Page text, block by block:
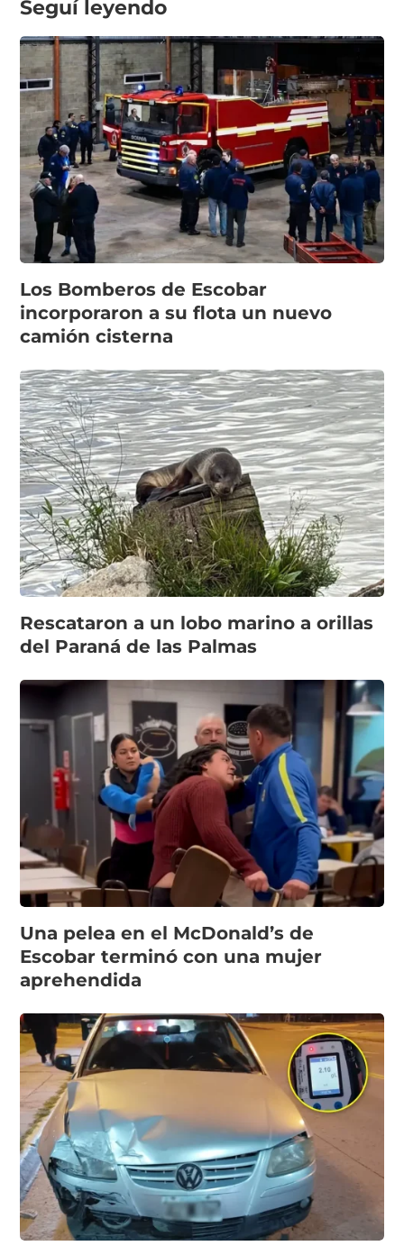
Seguí leyendo
Los Bomberos de Escobar
incorporaron a su flota un nuevo
camión cisterna
Rescataron a un lobo marino a orillas
del Paraná de las Palmas
Una pelea en el McDonald’s de
Escobar terminó con una mujer
aprehendida